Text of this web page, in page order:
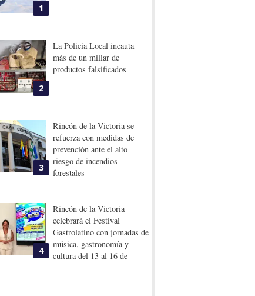
1
2
La Policía Local incauta
más de un millar de
productos falsificados
3
Rincón de la Victoria se
refuerza con medidas de
prevención ante el alto
riesgo de incendios
forestales
4
Rincón de la Victoria
celebrará el Festival
Gastrolatino con jornadas de
música, gastronomía y
cultura del 13 al 16 de